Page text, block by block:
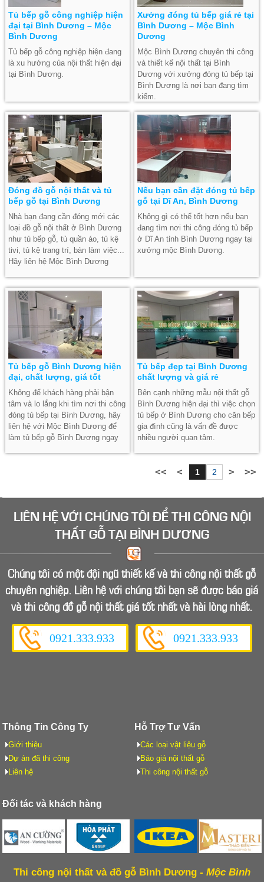
Tủ bếp gỗ công nghiệp hiện
đại tại Bình Dương – Mộc
Bình Dương
Tủ bếp gỗ công nghiệp hiện đang
là xu hướng của nội thất hiện đại
tại Bình Dương.
Xưởng đóng tủ bếp giá rẻ tại
Bình Dương – Mộc Bình
Dương
Mộc Bình Dương chuyên thi công
và thiết kế nội thất tại Bình
Dương với xưởng đóng tủ bếp tại
Bình Dương là nơi bạn đang tìm
kiếm.
Đóng đồ gỗ nội thất và tủ
bếp gỗ tại Bình Dương
Nhà bạn đang cần đóng mới các
loại đồ gỗ nội thất ở Bình Dương
như tủ bếp gỗ, tủ quần áo, tủ kệ
tivi, tủ kệ trang trí, bàn làm việc...
Hãy liên hệ Mộc Bình Dương
Nếu bạn cần đặt đóng tủ bếp
gỗ tại Dĩ An, Bình Dương
Không gì có thể tốt hơn nếu bạn
đang tìm nơi thi công đóng tủ bếp
ở Dĩ An tỉnh Bình Dương ngay tại
xưởng mộc Bình Dương.
Tủ bếp gỗ Bình Dương hiện
đại, chất lượng, giá tốt
Không để khách hàng phải bận
tâm và lo lắng khi tìm nơi thi công
đóng tủ bếp tại Bình Dương, hãy
liên hệ với Mộc Bình Dương để
làm tủ bếp gỗ Bình Dương ngay
Tủ bếp đẹp tại Bình Dương
chất lượng và giá rẻ
Bên cạnh những mẫu nội thất gỗ
Bình Dương hiện đại thì việc chọn
tủ bếp ở Bình Dương cho căn bếp
gia đình cũng là vấn đề được
nhiều người quan tâm.
1 2
LIÊN HỆ VỚI CHÚNG TÔI ĐỂTHI CÔNG NỘI
THẤT GỖTẠI BÌNH DƯƠNG
Chúng tôi có một đội ngũ thiết kế và thi công nội thất gỗ
chuyên nghiệp. Liên hệ với chúng tôi bạn sẽ được báo giá
và thi công đồ gỗ nội thất giá tốt nhất và hài lòng nhất.
0921.333.933 0921.333.933
Thông Tin Công Ty
Giới thiệu
Dự án đã thi công
Liên hệ
Hỗ Trợ Tư Vấn
Các loại vật liệu gỗ
Báo giá nội thất gỗ
Thi công nội thất gỗ
Đối tác và khách hàng
Thi công nội thất và đồ gỗ Bình Dương - Mộc Bình